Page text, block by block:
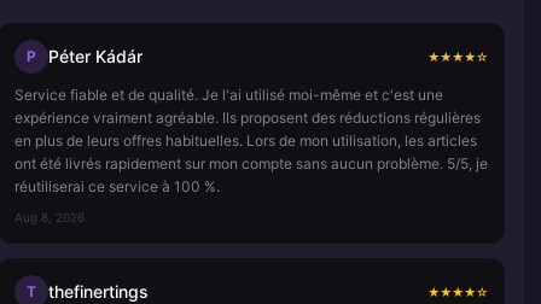
P Péter Kádár ★★★★☆
Service fiable et de qualité. Je l'ai utilisé moi-même et c'est une
expérience vraiment agréable. Ils proposent des réductions régulières
en plus de leurs offres habituelles. Lors de mon utilisation, les articles
ont été livrés rapidement sur mon compte sans aucun problème. 5/5, je
réutiliserai ce service à 100 %.
Aug 8, 2026
T thefinertings ★★★★☆